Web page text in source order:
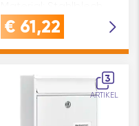
Oberfläche:
eisenfärbig Modell:
333 x 34 Type: 5877 E
Marke…
€ 61,22
3
ARTIKEL